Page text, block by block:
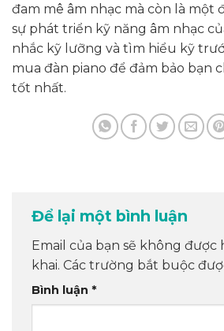
đam mê âm nhạc mà còn là một
sự phát triển kỹ năng âm nhạc
nhắc kỹ lưỡng và tìm hiểu kỹ
mua đàn piano để đảm bảo bạn
tốt nhất.
Để lại một bình luận
Email của bạn sẽ không được
khai. Các trường bắt buộc
Bình luận *